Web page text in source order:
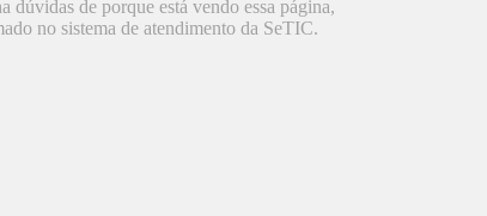
dúvidas de porque está vendo essa página,
no sistema de atendimento da SeTIC.